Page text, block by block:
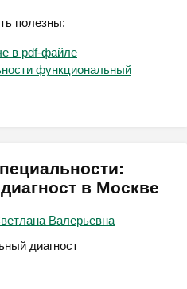
полезны:
в pdf-файле
функциональный
в Москве
Валерьевна
диагност